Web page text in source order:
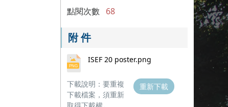
點閱次數 68
附 件
ISEF 20 poster.png
下載說明：要重複
下載檔案，須重新
重新下載